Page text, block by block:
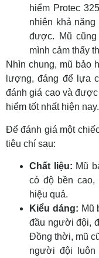
hiểm Protec
nhiên khả
được. Mũ
mình cảm thấy
Nhìn chung, mũ bảo
lượng, đáng để lựa
đánh giá cao và
hiểm tốt nhất hiện nay.
Để đánh giá một
tiêu chí sau:
Chất liệu: Mũ
có độ bền cao,
hiệu quả.
Kiểu dáng: Mũ
đầu người đội,
Đồng thời, mũ
người đội luôn